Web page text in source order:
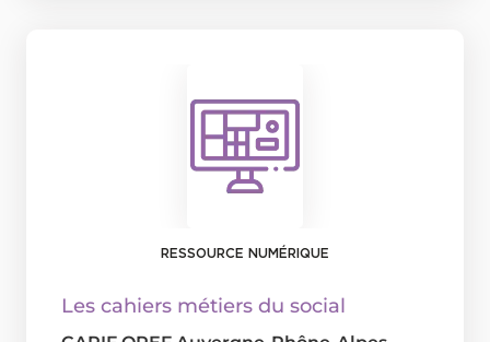
RESSOURCE NUMÉRIQUE
Les cahiers métiers du social